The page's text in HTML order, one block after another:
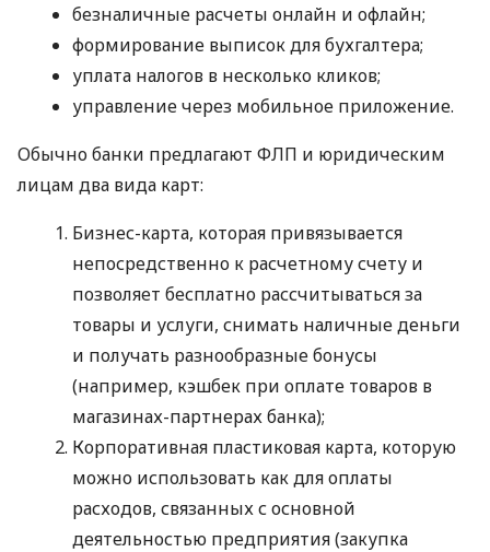
безналичные расчеты онлайн и офлайн;
формирование выписок для бухгалтера;
уплата налогов в несколько кликов;
управление через мобильное приложение.
Обычно банки предлагают ФЛП и юридическим
лицам два вида карт:
Бизнес-карта, которая привязывается
непосредственно к расчетному счету и
позволяет бесплатно рассчитываться за
товары и услуги, снимать наличные деньги
и получать разнообразные бонусы
(например, кэшбек при оплате товаров в
магазинах-партнерах банка);
Корпоративная пластиковая карта, которую
можно использовать как для оплаты
расходов, связанных с основной
деятельностью предприятия (закупка